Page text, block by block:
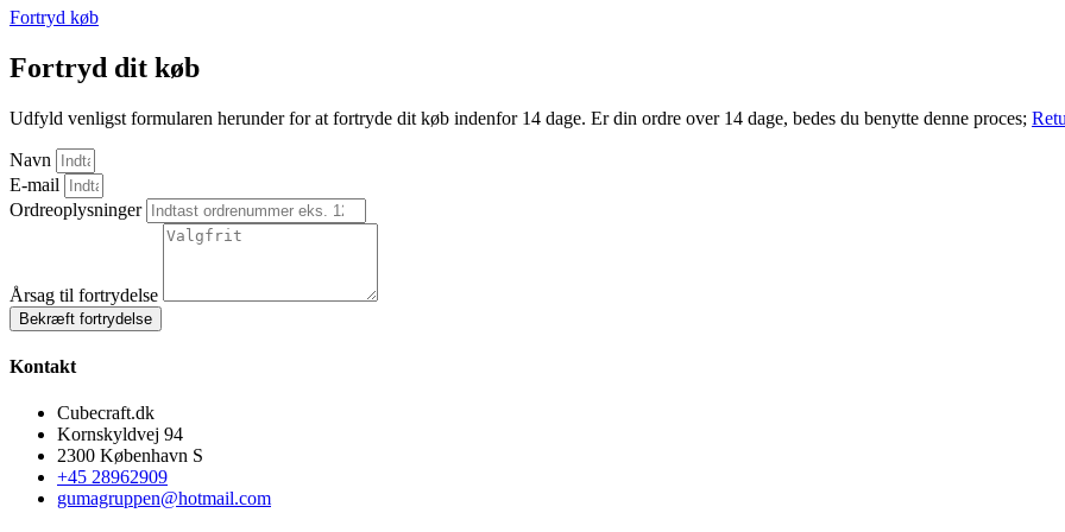
Fortryd køb
Fortryd dit køb
Udfyld venligst formularen herunder for at fortryde dit køb indenfor 14 dage. Er din ordre over 14 dage, bedes du benytte denne proces;
Navn
E-mail
Ordreoplysninger
Årsag til fortrydelse
Bekræft fortrydelse
Kontakt
Cubecraft.dk
Kornskyldvej 94
2300 København S
+45 28962909
gumagruppen@hotmail.com